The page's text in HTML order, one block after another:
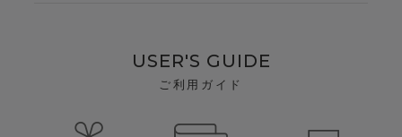
USER'S GUIDE
ご利用ガイド